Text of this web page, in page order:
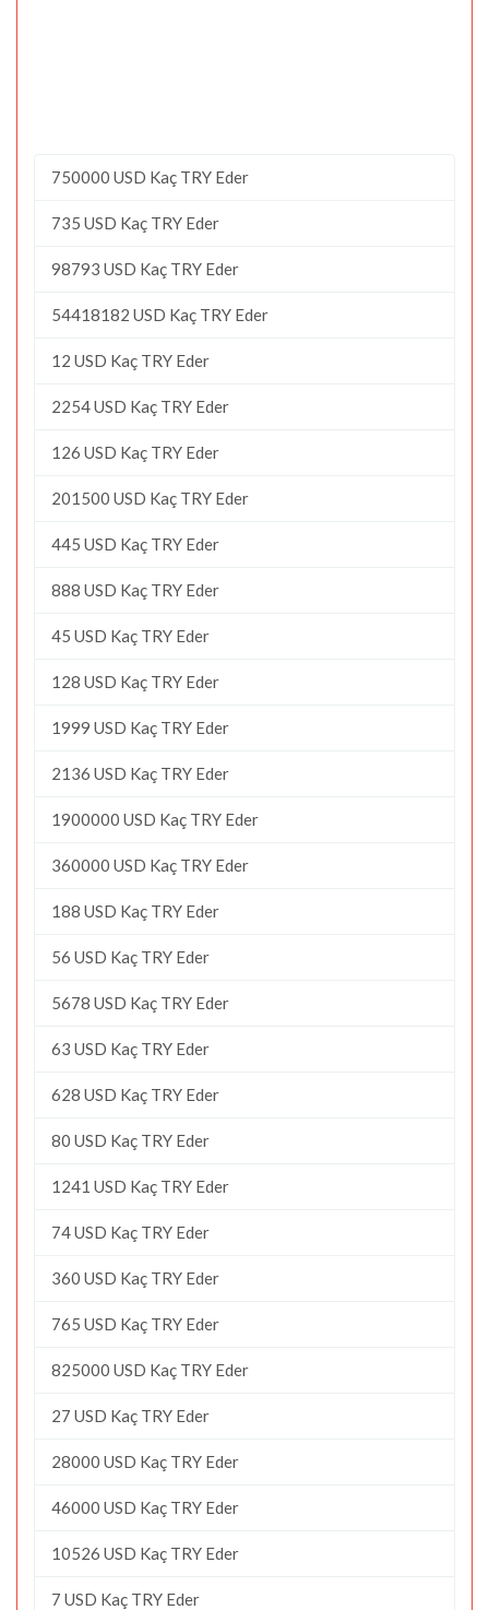
750000 USD Kaç TRY Eder
735 USD Kaç TRY Eder
98793 USD Kaç TRY Eder
54418182 USD Kaç TRY Eder
12 USD Kaç TRY Eder
2254 USD Kaç TRY Eder
126 USD Kaç TRY Eder
201500 USD Kaç TRY Eder
445 USD Kaç TRY Eder
888 USD Kaç TRY Eder
45 USD Kaç TRY Eder
128 USD Kaç TRY Eder
1999 USD Kaç TRY Eder
2136 USD Kaç TRY Eder
1900000 USD Kaç TRY Eder
360000 USD Kaç TRY Eder
188 USD Kaç TRY Eder
56 USD Kaç TRY Eder
5678 USD Kaç TRY Eder
63 USD Kaç TRY Eder
628 USD Kaç TRY Eder
80 USD Kaç TRY Eder
1241 USD Kaç TRY Eder
74 USD Kaç TRY Eder
360 USD Kaç TRY Eder
765 USD Kaç TRY Eder
825000 USD Kaç TRY Eder
27 USD Kaç TRY Eder
28000 USD Kaç TRY Eder
46000 USD Kaç TRY Eder
10526 USD Kaç TRY Eder
7 USD Kaç TRY Eder